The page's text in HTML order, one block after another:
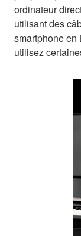
ordinateur
utilisant des
smartphone en
utilisez